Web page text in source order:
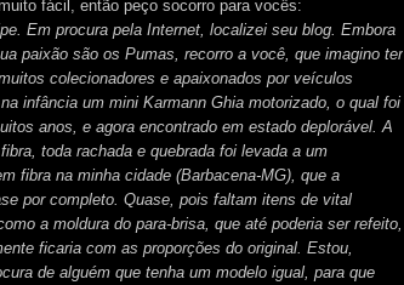
fácil, então peço socorro para vocês:
Em procura pela Internet, localizei seu blog. Embora
paixão são os Pumas, recorro a você, que imagino ter
colecionadores e apaixonados por veículos
infância um mini Karmann Ghia motorizado, o qual foi
anos, e agora encontrado em estado deplorável. A
toda rachada e quebrada foi levada a um
fibra na minha cidade (Barbacena-MG), que a
por completo. Quase, pois faltam itens de vital
a moldura do para-brisa, que até poderia ser refeito,
ficaria com as proporções do original. Estou,
de alguém que tenha um modelo igual, para que